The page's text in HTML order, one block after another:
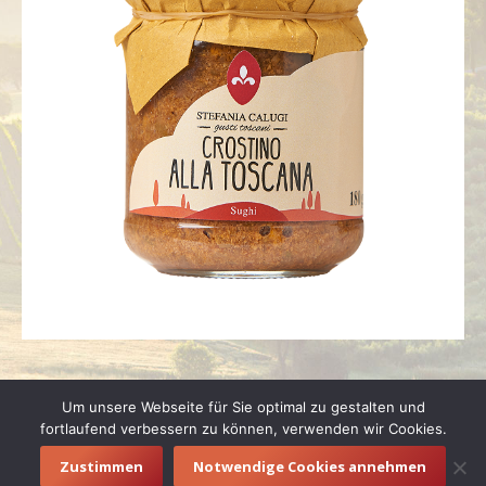
Um unsere Webseite für Sie optimal zu gestalten und
fortlaufend verbessern zu können, verwenden wir Cookies.
Zustimmen Notwendige Cookies annehmen